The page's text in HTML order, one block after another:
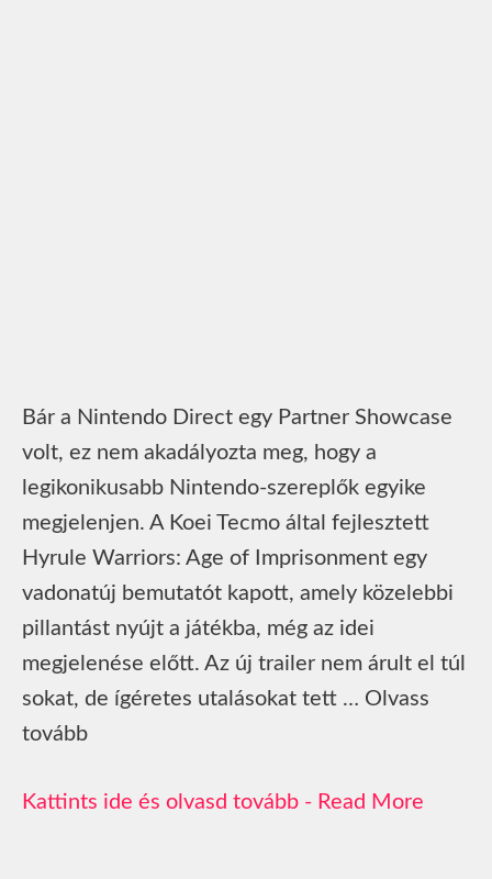
Bár a Nintendo Direct egy Partner Showcase
volt, ez nem akadályozta meg, hogy a
legikonikusabb Nintendo-szereplők egyike
megjelenjen. A Koei Tecmo által fejlesztett
Hyrule Warriors: Age of Imprisonment egy
vadonatúj bemutatót kapott, amely közelebbi
pillantást nyújt a játékba, még az idei
megjelenése előtt. Az új trailer nem árult el túl
sokat, de ígéretes utalásokat tett … Olvass
tovább
Read More